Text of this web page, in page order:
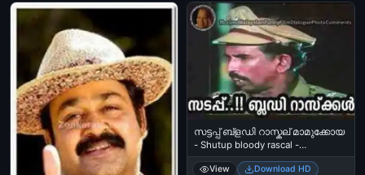
സട്ടപ്പ് ബ്ളഡി റാസ്കല് മാമുക്കോയ
- Shutup bloody rascal -
Mamukkoya as Police
View
Download HD